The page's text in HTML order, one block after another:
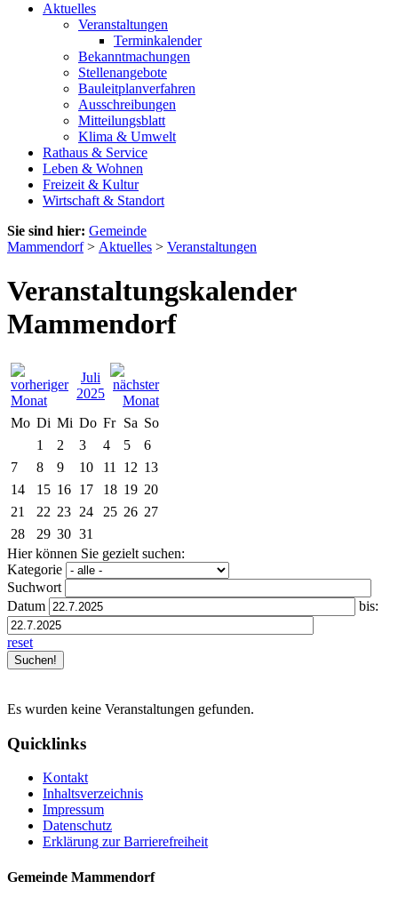
Aktuelles
Veranstaltungen
Terminkalender
Bekanntmachungen
Stellenangebote
Bauleitplanverfahren
Ausschreibungen
Mitteilungsblatt
Klima & Umwelt
Rathaus & Service
Leben & Wohnen
Freizeit & Kultur
Wirtschaft & Standort
Sie sind hier: Gemeinde
Mammendorf> Aktuelles > Veranstaltungen
Veranstaltungskalender
Mammendorf
Juli
2025
Mo Di Mi Do Fr Sa So
1
2 3 4 5
6
7
8 9 10 11 12 13
14
15 16 17 18 19 20
21
22 23 24 25 26 27
28
29 30 31
Hier können Sie gezielt suchen:
Kategorie
Suchwort
Datum
bis:
reset
Es wurden keine Veranstaltungen gefunden.
Quicklinks
Kontakt
Inhaltsverzeichnis
Impressum
Datenschutz
Erklärung zur Barrierefreiheit
Gemeinde Mammendorf